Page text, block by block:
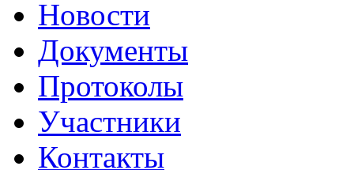
Новости
Документы
Протоколы
Участники
Контакты